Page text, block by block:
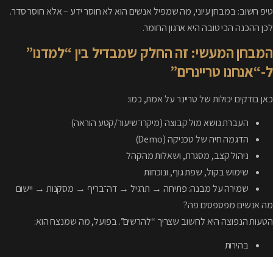
טיפ חשוב: במבחן עיוני, מה שמפיל אנשים הוא לא חוסר ידע – אלא חוסר סדר.
לכן ההכנה הכי טובה היא ארגון החומר.
המבחן המעשי: זה החלק שמבדיל בין “למדנו”
ל-“אנחנו טריינרים”
כאן בודקים יכולות של טריינר על אמת, כמו:
העברת נושא מול קבוצה (מיקרו־שיעור/קטע הוראה)
הדגמה חיה של טכניקה (Demo)
ניהול קצב, מסגרת, ושאלות מהקהל
שימוש בקול, שפת גוף, ונוכחות
שמירה על מבנה: פתיחה → תרגיל → דה־בריף → מסקנות → יישום
מה אנשים מפספסים פה?
הטעות הנפוצה היא לחשוב שצריך “להרשים”. בפועל, מה שמנצח הוא:
בהירות